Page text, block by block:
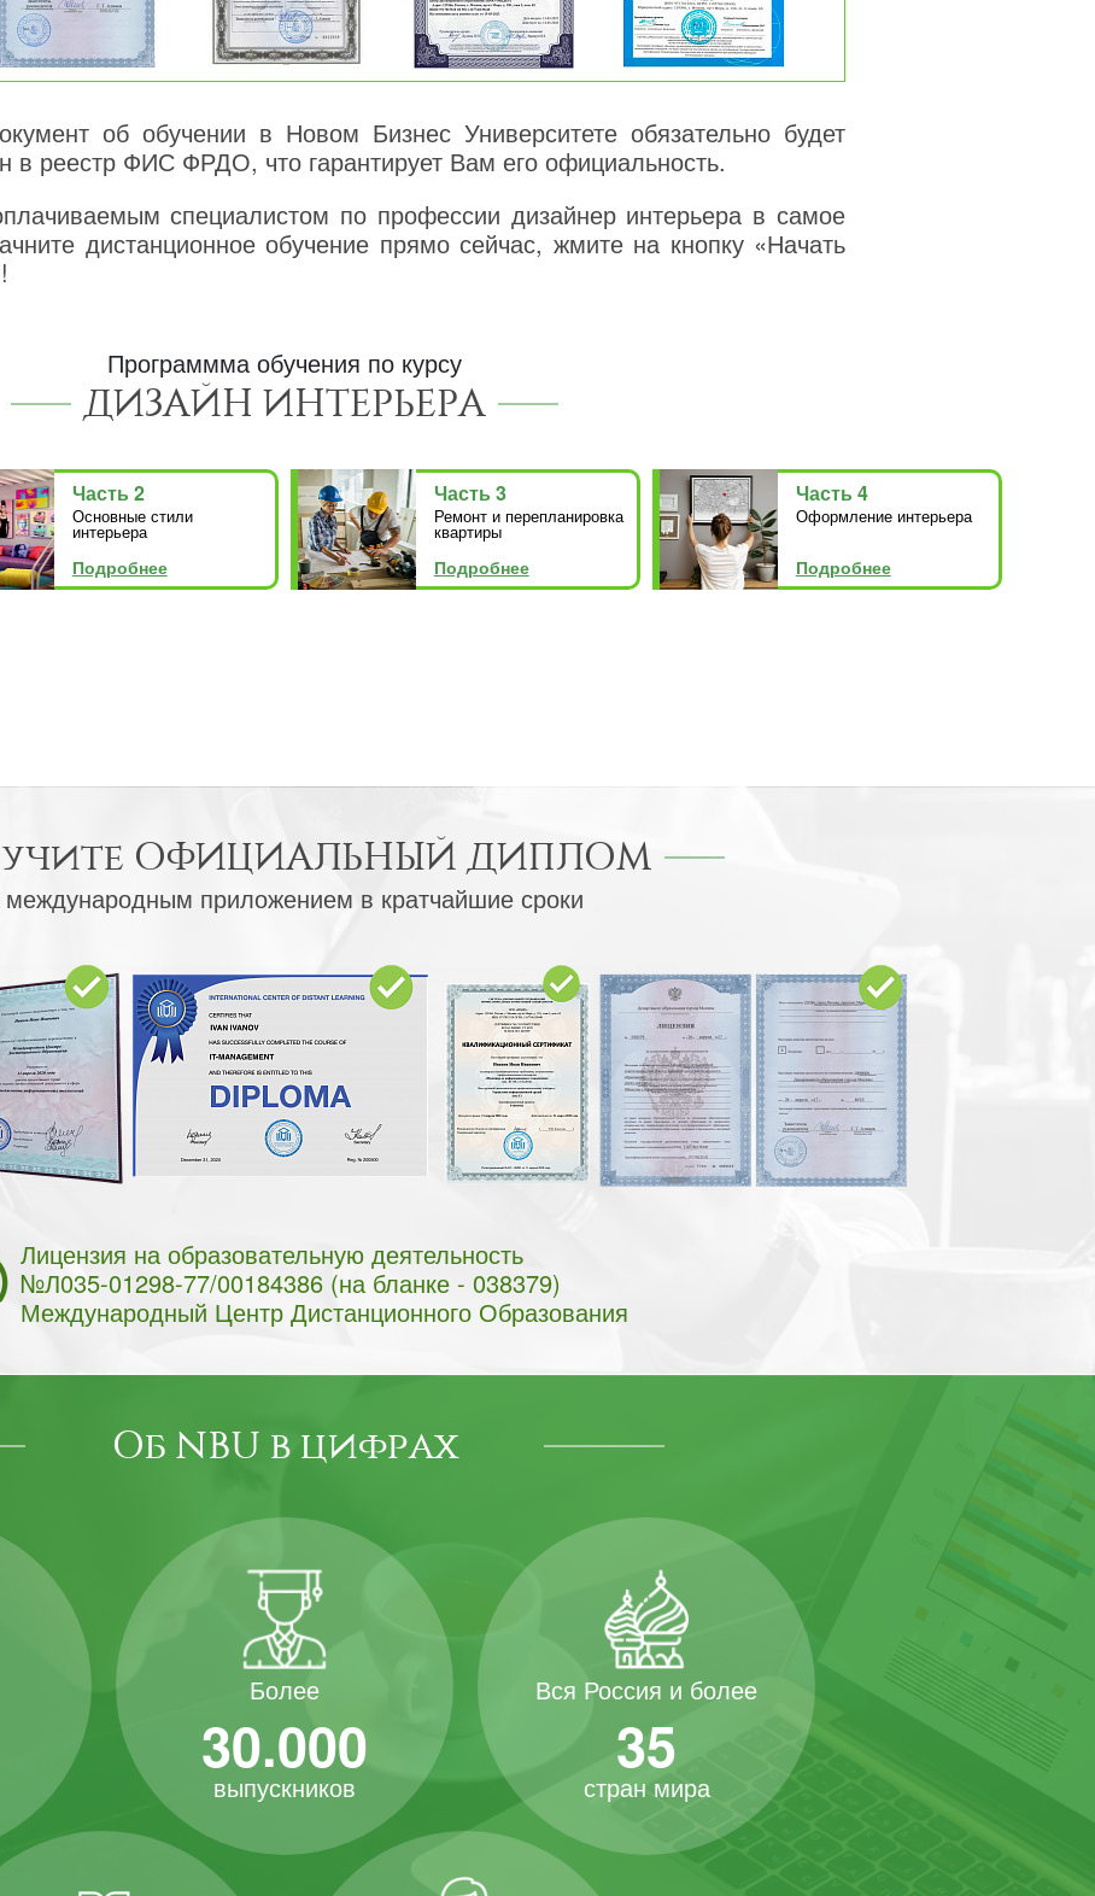
об обучении в Новом Бизнес Университете обязательно будет
в реестр ФИС ФРДО, что гарантирует Вам его официальность.
специалистом по профессии дизайнер интерьера в самое
дистанционное обучение прямо сейчас, жмите на кнопку «Начать
Программма обучения по курсу
ДИЗАЙН ИНТЕРЬЕРА
Часть 2
Основные стили
интерьера
Подробнее
Часть 3
Ремонт и перепланировка
квартиры
Подробнее
Часть 4
Оформление интерьера
Подробнее
ОФИЦИАЛЬНЫЙ ДИПЛОМ
международным приложением в кратчайшие сроки
Лицензия на образовательную деятельность
№Л035-01298-77/00184386 (на бланке - 038379)
Международный Центр Дистанционного Образования
Об NBU в цифрах
Более
30.000
выпускников
Вся Россия и более
35
стран мира